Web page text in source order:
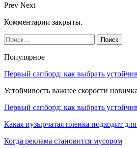
Prev Next
Комментарии закрыты.
Популярное
Первый сапборд: как выбрать
Устойчивость важнее скорости
Первый сапборд: как выбрать
Какая пузырчатая пленка подходит
Когда реклама становится мусором